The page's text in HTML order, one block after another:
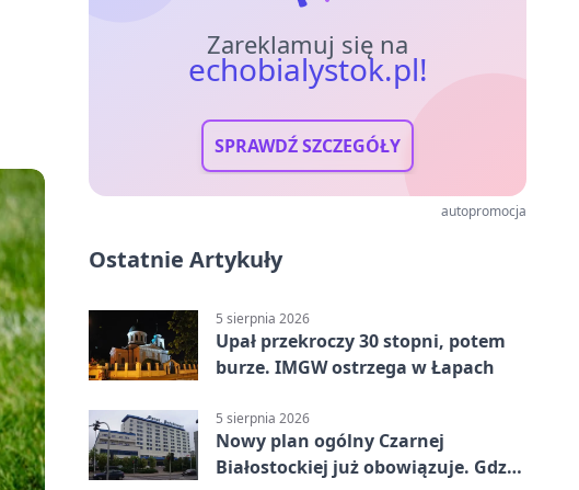
Zareklamuj się na
echobialystok.pl!
SPRAWDŹ SZCZEGÓŁY
autopromocja
Ostatnie Artykuły
5 sierpnia 2026
Upał przekroczy 30 stopni, potem
burze. IMGW ostrzega w Łapach
5 sierpnia 2026
Nowy plan ogólny Czarnej
Białostockiej już obowiązuje. Gdzie